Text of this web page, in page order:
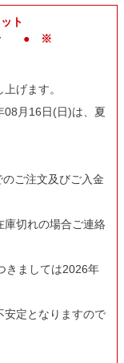
ト
せ ● ※
げます。
08月16日(日)は、夏
ご注文及びご入金
庫切れの場合ご連絡
きましては2026年
安定となりますので